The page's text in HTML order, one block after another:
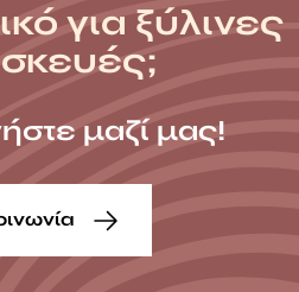
για ξύλινες
μαζί μας!